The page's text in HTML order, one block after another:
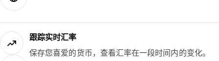
跟踪实时汇率
保存您喜爱的货币，查看汇率在一段时间内的变化。